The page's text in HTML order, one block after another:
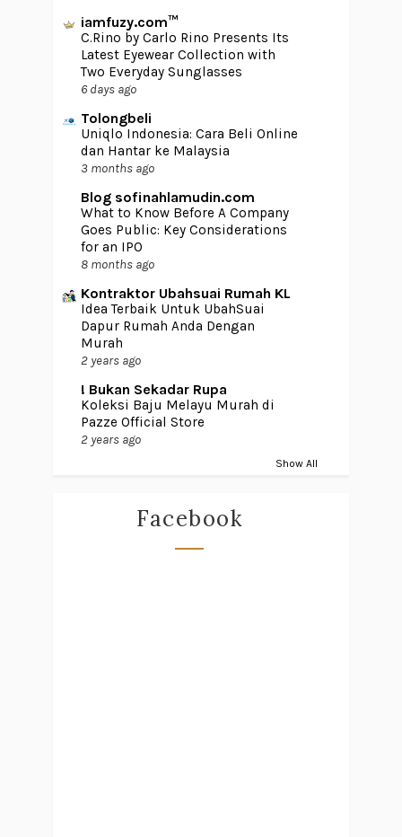
iamfuzy.com™
C.Rino by Carlo Rino Presents Its
Latest Eyewear Collection with
Two Everyday Sunglasses
6 days ago
Tolongbeli
Uniqlo Indonesia: Cara Beli Online
dan Hantar ke Malaysia
3 months ago
Blog sofinahlamudin.com
What to Know Before A Company
Goes Public: Key Considerations
for an IPO
8 months ago
Kontraktor Ubahsuai Rumah KL
Idea Terbaik Untuk UbahSuai
Dapur Rumah Anda Dengan
Murah
2 years ago
! Bukan Sekadar Rupa
Koleksi Baju Melayu Murah di
Pazze Official Store
2 years ago
Show All
Facebook